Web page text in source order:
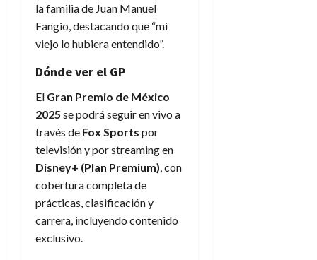
la familia de Juan Manuel
Fangio, destacando que “mi
viejo lo hubiera entendido”.
Dónde ver el GP
El Gran Premio de México
2025 se podrá seguir en vivo a
través de Fox Sports por
televisión y por streaming en
Disney+ (Plan Premium), con
cobertura completa de
prácticas, clasificación y
carrera, incluyendo contenido
exclusivo.